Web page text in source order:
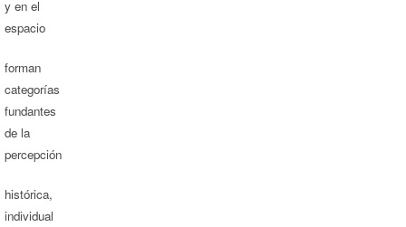
y en el
espacio
forman
categorías
fundantes
de la
percepción
histórica,
individual